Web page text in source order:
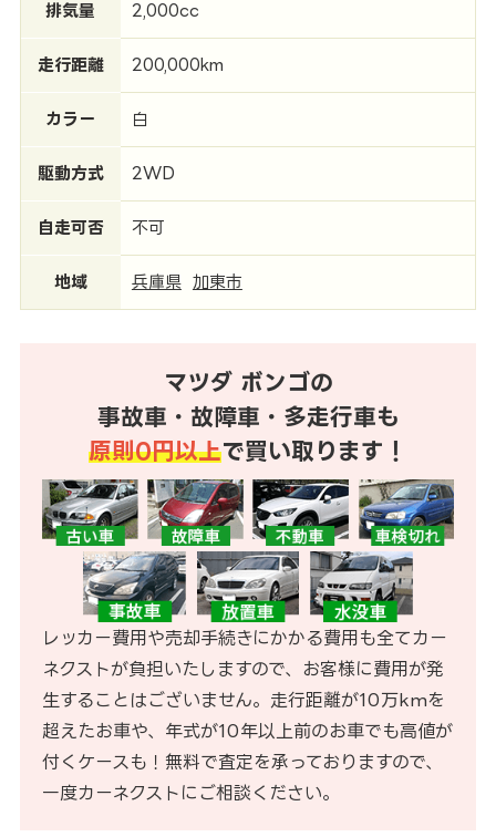
排気量 2,000cc
走行距離 200,000km
カラー 白
駆動方式 2WD
自走可否 不可
地域 兵庫県 加東市
マツダ ボンゴの
事故車・故障車・多走行車も
原則0円以上で買い取ります！
レッカー費用や売却手続きにかかる費用も全てカー
ネクストが負担いたしますので、お客様に費用が発
生することはございません。走行距離が10万kmを
超えたお車や、年式が10年以上前のお車でも高値が
付くケースも！無料で査定を承っておりますので、
一度カーネクストにご相談ください。